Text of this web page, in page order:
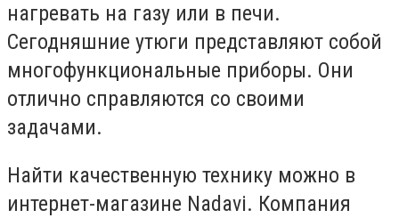
нагревать на газу или в печи.
Сегодняшние утюги представляют собой
многофункциональные приборы. Они
отлично справляются со своими
задачами.
Найти качественную технику можно в
интернет-магазине Nadavi. Компания